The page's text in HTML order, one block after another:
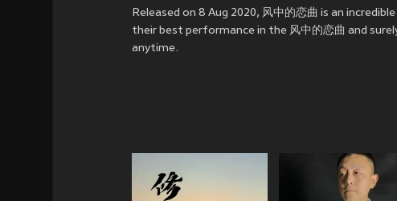
Released on 8 Aug 2020, 风中的恋曲 is an
their best performance in the 风中的恋曲 and
anytime.